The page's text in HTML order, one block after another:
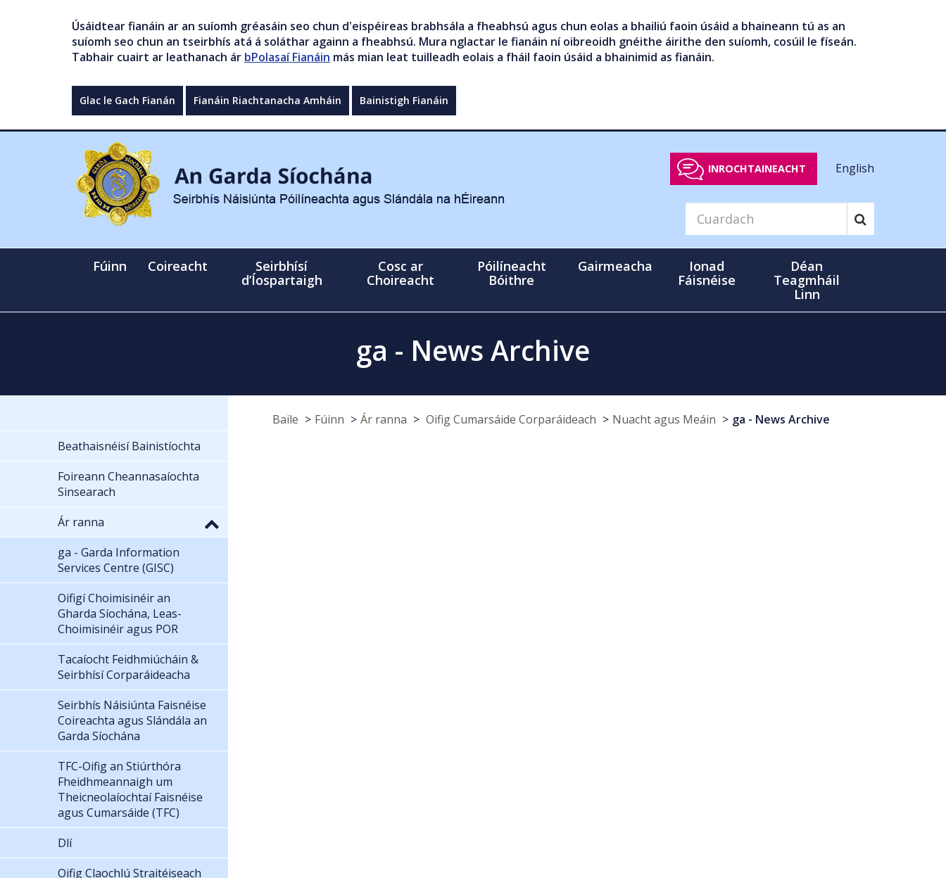
Úsáidtear fianáin ar an suíomh gréasáin seo chun d'eispéireas brabhsála a fheabhsú agus chun eolas a bhailiú faoin úsáid a bhaineann tú as an
suíomh seo chun an tseirbhís atá á soláthar againn a fheabhsú. Mura nglactar le fianáin ní oibreoidh gnéithe áirithe den suíomh, cosúil le físeán.
Tabhair cuairt ar leathanach ár bPolasaí Fianáin más mian leat tuilleadh eolais a fháil faoin úsáid a bhainimid as fianáin.
Glac le Gach Fianán Fianáin Riachtanacha Amháin Bainistigh Fianáin
INROCHTAINEACHT English
Fúinn Coireacht
Seirbhísí
d’Íospartaigh
Cosc ar
Choireacht
Póilíneacht
Bóithre
Gairmeacha
Ionad
Fáisnéise
Déan
Teagmháil
Linn
ga - News Archive
Baile Fúinn Ár ranna Oifig Cumarsáide Corparáideach Nuacht agus Meáin
ga - News Archive
Beathaisnéisí Bainistíochta
Foireann Cheannasaíochta
Sinsearach
Ár ranna
ga - Garda Information
Services Centre (GISC)
Oifigí Choimisinéir an
Gharda Síochána, Leas-
Choimisinéir agus POR
Tacaíocht Feidhmiúcháin &
Seirbhísí Corparáideacha
Seirbhís Náisiúnta Faisnéise
Coireachta agus Slándála an
Garda Síochána
TFC-Oifig an Stiúrthóra
Fheidhmeannaigh um
Theicneolaíochtaí Faisnéise
agus Cumarsáide (TFC)
Dlí
Oifig Claochlú Straitéiseach